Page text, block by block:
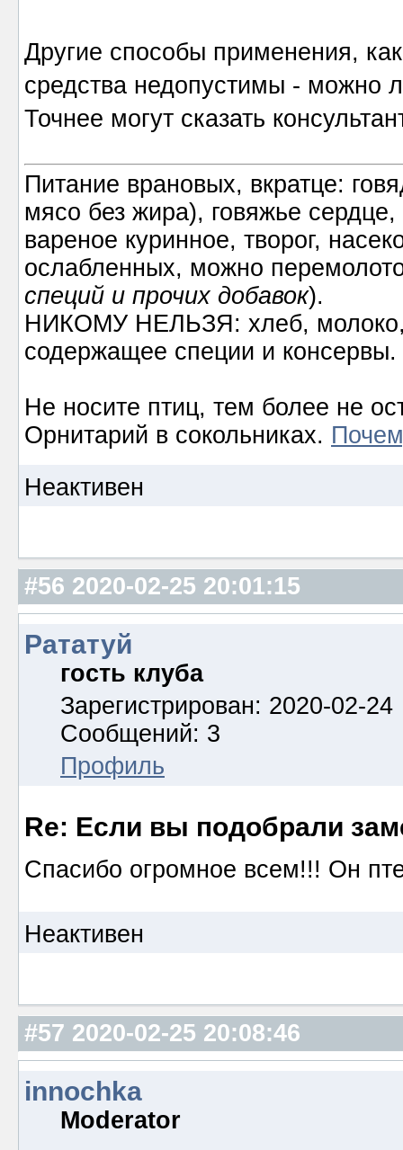
Другие способы применения,
средства недопустимы - можно
Точнее могут сказать
Питание врановых, вкратце:
мясо без жира), говяжье
вареное куринное, творог,
ослабленных, можно
специй и прочих добавок).
НИКОМУ НЕЛЬЗЯ: хлеб, молоко,
содержащее специи и консервы.
Не носите птиц, тем более не
Орнитарий в сокольниках.
Неактивен
#56 2020-02-25 20:01:15
Рататуй
гость клуба
Зарегистрирован: 2020-02-24
Сообщений: 3
Профиль
Re: Если вы подобрали
Спасибо огромное всем!!! Он
Неактивен
#57 2020-02-25 20:08:46
innochka
Moderator